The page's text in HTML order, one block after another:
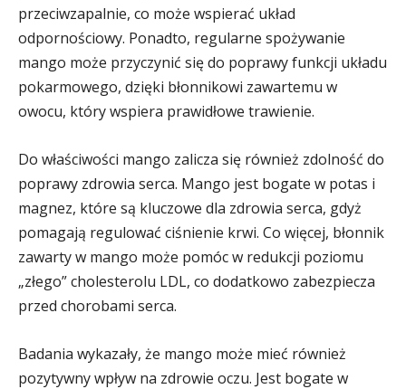
przeciwzapalnie, co może wspierać układ
odpornościowy. Ponadto, regularne spożywanie
mango może przyczynić się do poprawy funkcji układu
pokarmowego, dzięki błonnikowi zawartemu w
owocu, który wspiera prawidłowe trawienie.
Do właściwości mango zalicza się również zdolność do
poprawy zdrowia serca. Mango jest bogate w potas i
magnez, które są kluczowe dla zdrowia serca, gdyż
pomagają regulować ciśnienie krwi. Co więcej, błonnik
zawarty w mango może pomóc w redukcji poziomu
„złego” cholesterolu LDL, co dodatkowo zabezpiecza
przed chorobami serca.
Badania wykazały, że mango może mieć również
pozytywny wpływ na zdrowie oczu. Jest bogate w